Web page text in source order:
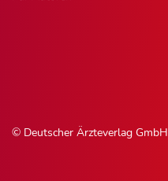
© Deutscher Ärzteverlag GmbH